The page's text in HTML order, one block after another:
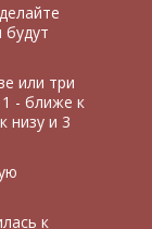
или три
- ближе к
низу и 3
к